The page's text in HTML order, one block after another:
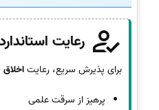
رعایت
برای پذیرش سریع، رعایت
پرهیز از سرقت علمی